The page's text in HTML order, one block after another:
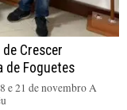
Crescer
de Foguetes
e 21 de novembro A